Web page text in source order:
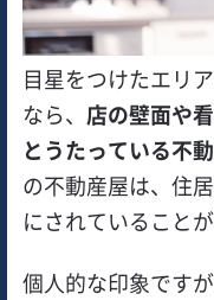
目星をつけたエリ
なら、店の壁面や
とうたっている不
の不動産屋は、住
にされていること
個人的な印象です